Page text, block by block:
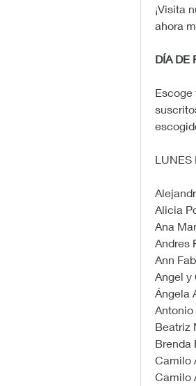
¡Visita
ahora
DÍA DE
Escoge
LUNES
Alicia
Ana
Andres
Ann
Angel y
Ángela
Beatriz
Brenda
Camilo
Camilo